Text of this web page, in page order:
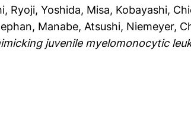
Ryoji,Yoshida, Misa, Kobayashi,
, Manabe, Atsushi, Niemeyer,
juvenile myelomonocytic